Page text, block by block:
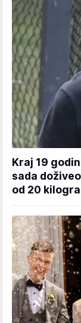
Kraj 19
sada
od 20